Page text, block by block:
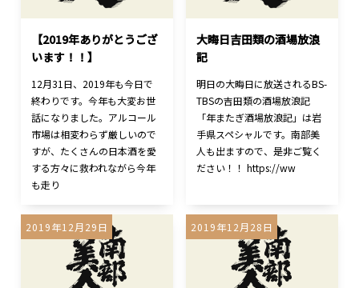
【2019年ありがとうござ
います！！】
12月31日、2019年も今日で
終わりです。今年も大変お世
話になりました。アルコール
市場は相変わらず厳しいので
すが、たくさんの日本酒を愛
する方々に救われながら今年
も走り
大晦日吉田類の酒場放浪
記
明日の大晦日に放送されるBS-
TBSの吉田類の酒場放浪記
「年またぎ酒場放浪記」は岩
手県スペシャルです。南部美
人も出ますので、是非ご覧く
ださい！！ https://ww
2019年12月29日 2019年12月28日